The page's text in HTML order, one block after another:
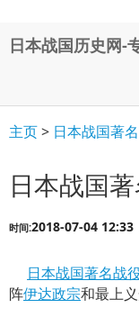
日本战国历史网-
主页> 日本战国著
日本战国
时间:2018-07-04 12:33
日本战国著名战
阵伊达政宗和最上义